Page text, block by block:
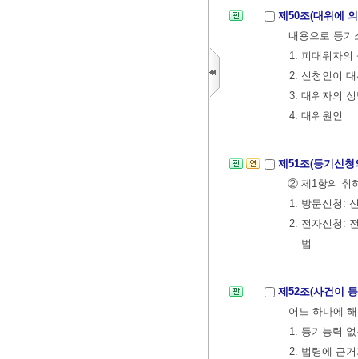
제50조(대위에
내용으로 등기
1. 피대위자의
2. 신청인이
3. 대위자의
4. 대위원인
제51조(등기신
② 제1항의 취
1. 방문신청:
2. 전자신청:
법
제52조(사건이
어느 하나에
1. 등기능력
2. 법령에 근